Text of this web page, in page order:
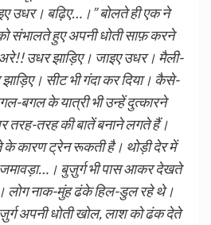
उधर। बढ़िए…।” बोलते ही एक ने
संभालते हुए अपनी धोती साफ़ करने
उधर झाड़िए। जाइए उधर। मैली-
सीट भी गंदा कर दिया। कैसे-
बगल के यात्री भी उन्हें दुत्कारने
तरह-तरह की बातें बनाने लगते हैं।
कारण ट्रेन रूकती है। थोड़ी देर में
जमावड़ा…। बुज़ुर्ग भी पास आकर देखते
लोग नाक-मुंह ढंके हिल-डुल रहे थे।
अपनी धोती खोल, लाश को ढंक देते